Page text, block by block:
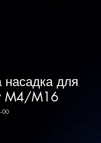
насадка для
M4/M16
00